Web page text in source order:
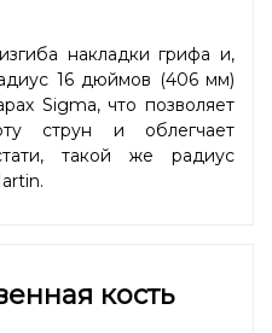
накладки грифа и,
16 дюймов (406 мм)
Sigma, что позволяет
струн и облегчает
такой же радиус
кость